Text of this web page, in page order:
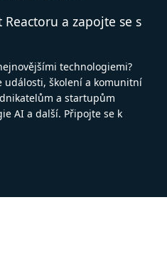
a zapojte se s
technologiemi?
události, školení a komunitní
a startupům
AI a další. Připojte se k